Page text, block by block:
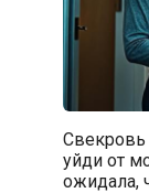
Свекровь
уйди от
ожидала,